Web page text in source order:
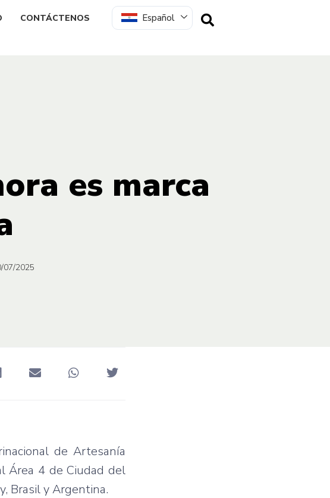
CONTÁCTENOS Español
es marca
07/2025
de Artesanía
Área 4 de Ciudad del
Brasil y Argentina.